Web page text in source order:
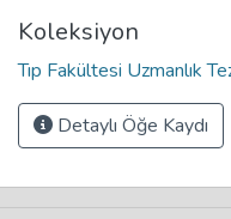
Koleksiyon
Tıp Fakültesi Uzmanlık
Detaylı Öğe Kaydı